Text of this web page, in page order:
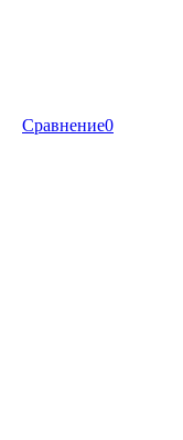
Сравнение0